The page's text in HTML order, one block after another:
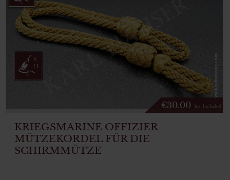
€30.00 Tax. included
KRIEGSMARINE OFFIZIER
MÜTZEKORDEL FÜR DIE
SCHIRMMÜTZE